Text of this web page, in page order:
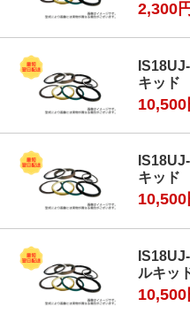
2,300
キッド
キッド
ルキッ